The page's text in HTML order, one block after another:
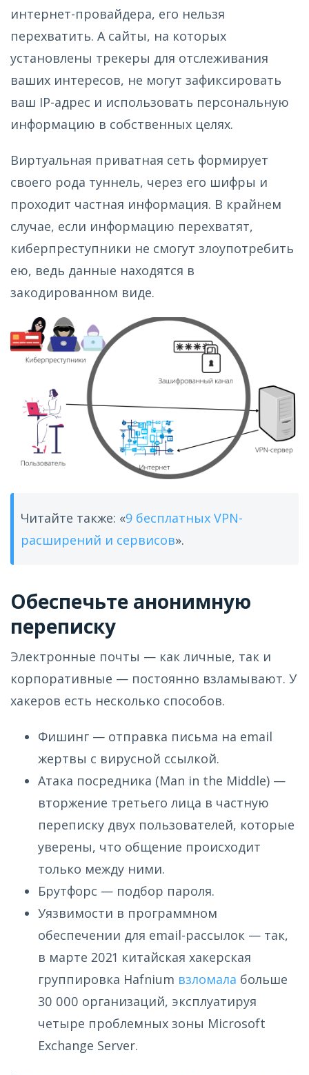
интернет-провайдера, его нельзя
перехватить. А сайты, на которых
установлены трекеры для отслеживания
ваших интересов, не могут зафиксировать
ваш IP-адрес и использовать персональную
информацию в собственных целях.
Виртуальная приватная сеть формирует
своего рода туннель, через его шифры и
проходит частная информация. В крайнем
случае, если информацию перехватят,
киберпреступники не смогут злоупотребить
ею, ведь данные находятся в
закодированном виде.
Читайте также: «9 бесплатных VPN-
расширений и сервисов».
Обеспечьте анонимную
переписку
Электронные почты — как личные, так и
корпоративные — постоянно взламывают. У
хакеров есть несколько способов.
Фишинг — отправка письма на email
жертвы с вирусной ссылкой.
Атака посредника (Man in the Middle) —
вторжение третьего лица в частную
переписку двух пользователей, которые
уверены, что общение происходит
только между ними.
Брутфорс — подбор пароля.
Уязвимости в программном
обеспечении для email-рассылок — так,
в марте 2021 китайская хакерская
группировка Hafnium взломала больше
30 000 организаций, эксплуатируя
четыре проблемных зоны Microsoft
Exchange Server.